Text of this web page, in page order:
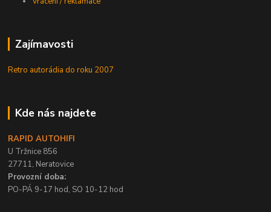
Zajímavosti
Retro autorádia do roku 2007
Kde nás najdete
RAPID AUTOHIFI
U Tržnice 856
27711, Neratovice
Provozní doba:
PO-PÁ 9-17 hod, SO 10-12 hod